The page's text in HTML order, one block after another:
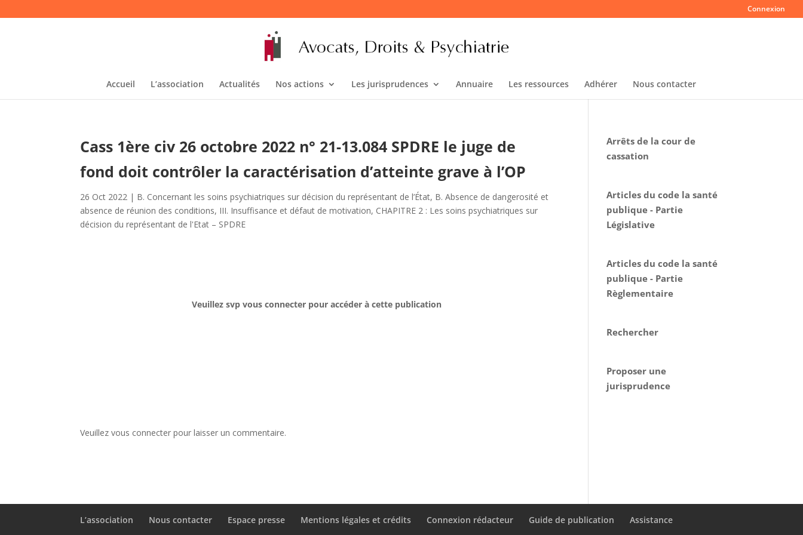
Connexion
Accueil L’association Actualités Nos actions Les jurisprudences Annuaire Les ressources Adhérer Nous contacter
Cass 1ère civ 26 octobre 2022 n° 21-13.084 SPDRE le juge de
fond doit contrôler la caractérisation d’atteinte grave à l’OP
26 Oct 2022 | B. Concernant les soins psychiatriques sur décision du représentant de l’État, B. Absence de dangerosité et
absence de réunion des conditions, III. Insuffisance et défaut de motivation, CHAPITRE 2 : Les soins psychiatriques sur
décision du représentant de l'Etat – SPDRE
Veuillez svp vous connecter pour accéder à cette publication
Veuillez vous connecter pour laisser un commentaire.
Arrêts de la cour de
cassation
Articles du code la santé
publique - Partie
Législative
Articles du code la santé
publique - Partie
Règlementaire
Rechercher
Proposer une
jurisprudence
L’association Nous contacter Espace presse Mentions légales et crédits Connexion rédacteur Guide de publication Assistance